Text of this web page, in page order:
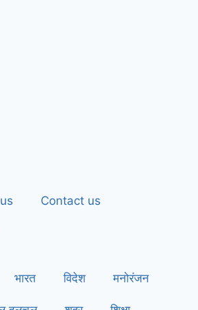
Contact us
भारत विदेश मनोरंजन